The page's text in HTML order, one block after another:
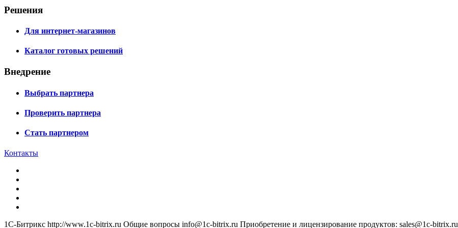
Решения
Для интернет-магазинов
Каталог готовых решений
Внедрение
Выбрать партнера
Проверить партнера
Стать партнером
Контакты
1С-Битрикс http://www.1c-bitrix.ru Общие вопросы info@1c-bitrix.ru Приобретение и лицензирование продуктов: sales@1c-bitrix.ru